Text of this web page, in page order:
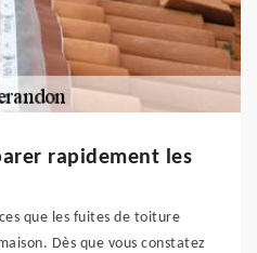
rapidement les
que les fuites de toiture
Dès que vous constatez